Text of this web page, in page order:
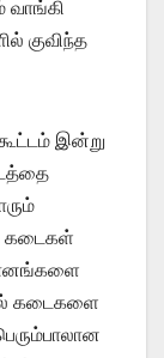
குவிந்த
இன்று
கடைகள்
கடைகளை